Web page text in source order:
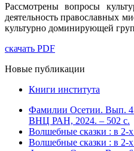
Рассмотрены вопросы
деятельность православных
культурно доминирующей
скачать PDF
Новые публикации
Книги института
Фамилии Осетии. Вып. 4.
ВНЦ РАН, 2024. – 502 с.
Волшебные сказки : в
Волшебные сказки : в